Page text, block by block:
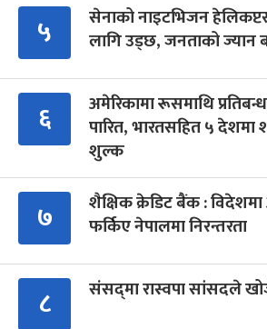
५
सेनाको नाइटभिजन
लागि उड्छ, जनताको ज्यान
६
अमेरिकामा रूसमाथि
पारित, भारतसहित ५ देशमा
शुल्क
७
शैक्षिक क्रेडिट बैंक :
फर्किए नेपालमा निरन्तरता
८ संसद्‍मा रास्वपा सांसदले